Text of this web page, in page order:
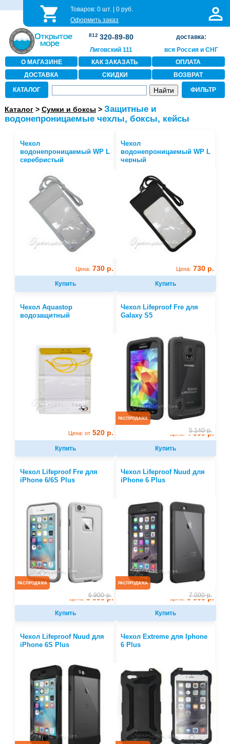
Товаров:0 шт. |0 руб.
Оформить заказ
812 320-89-80
Лиговский 111
доставка:
вся Россия и СНГ
О МАГАЗИНЕ
КАК ЗАКАЗАТЬ
ОПЛАТА
ДОСТАВКА
СКИДКИ ВОЗВРАТ
КАТАЛОГ ФИЛЬТР
Каталог> Сумки и боксы > Защитные и
водонепроницаемые чехлы, боксы, кейсы
Чехол
водонепроницаемый WP L
серебристый
Цена: 730 р.
Купить
Чехол
водонепроницаемый WP L
черный
Цена: 730 р.
Купить
Чехол Aquastop
водозащитный
Цена: от 520 р.
Купить
Чехол Lifeproof Fre для
Galaxy S5
РАСПРОДАЖА
5 140 р.
Цена: 4 500 р.
Купить
Чехол Lifeproof Fre для
iPhone 6/6S Plus
РАСПРОДАЖА
6 900 р.
Цена: 5 500 р.
Купить
Чехол Lifeproof Nuud для
iPhone 6 Plus
РАСПРОДАЖА
7 000 р.
Цена: 5 800 р.
Купить
Чехол Lifeproof Nuud для
iPhone 6S Plus
Чехол Extreme для Iphone
6 Plus